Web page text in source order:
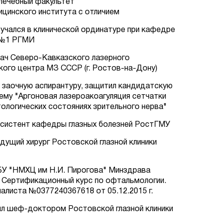
факультет
института с отличием
в клинической ординатуре при кафедре
№1 РГМИ
Северо-Кавказского лазерного
центра МЗ СССР (г. Ростов-на-Дону)
заочную аспирантуру, защитил кандидатскую
"Аргоновая лазероакоагуляция сетчатки
состояниях зрительного нерва"
кафедры глазных болезней РостГМУ
хирург Ростовской глазной клиники
"НМХЦ им Н.И. Пирогова" Минздрава
курс по офтальмологии.
№0377240367618 от 05.12.2015 г.
шеф-доктором Ростовской глазной клиники